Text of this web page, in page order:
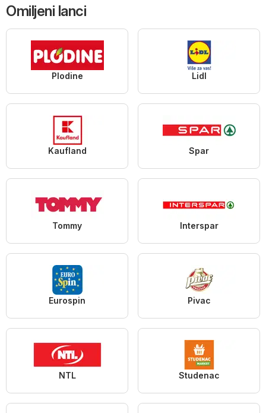
Omiljeni lanci
Plodine Lidl
Kaufland Spar
Tommy Interspar
Eurospin Pivac
NTL Studenac